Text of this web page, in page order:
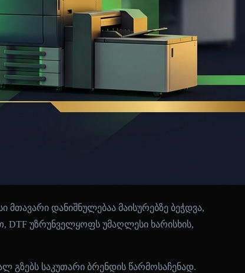
დანიშნულებაა მაისურებზე ბეჭდვა,
DTF უზრუნველყოფს უმაღლესი ხარისხის,
გზებს საკუთარი ბრენდის წარმოსაჩენად.